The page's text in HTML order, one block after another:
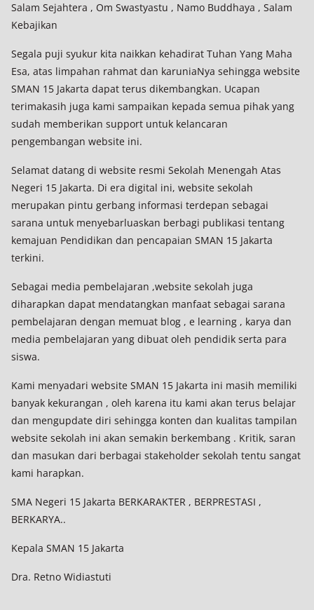
Salam Sejahtera , Om Swastyastu , Namo Buddhaya , Salam
Kebajikan
Segala puji syukur kita naikkan kehadirat Tuhan Yang Maha
Esa, atas limpahan rahmat dan karuniaNya sehingga website
SMAN 15 Jakarta dapat terus dikembangkan. Ucapan
terimakasih juga kami sampaikan kepada semua pihak yang
sudah memberikan support untuk kelancaran
pengembangan website ini.
Selamat datang di website resmi Sekolah Menengah Atas
Negeri 15 Jakarta. Di era digital ini, website sekolah
merupakan pintu gerbang informasi terdepan sebagai
sarana untuk menyebarluaskan berbagi publikasi tentang
kemajuan Pendidikan dan pencapaian SMAN 15 Jakarta
terkini.
Sebagai media pembelajaran ,website sekolah juga
diharapkan dapat mendatangkan manfaat sebagai sarana
pembelajaran dengan memuat blog , e learning , karya dan
media pembelajaran yang dibuat oleh pendidik serta para
siswa.
Kami menyadari website SMAN 15 Jakarta ini masih memiliki
banyak kekurangan , oleh karena itu kami akan terus belajar
dan mengupdate diri sehingga konten dan kualitas tampilan
website sekolah ini akan semakin berkembang . Kritik, saran
dan masukan dari berbagai stakeholder sekolah tentu sangat
kami harapkan.
SMA Negeri 15 Jakarta BERKARAKTER , BERPRESTASI ,
BERKARYA..
Kepala SMAN 15 Jakarta
Dra. Retno Widiastuti